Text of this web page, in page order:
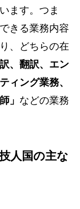
ます。つま
きる業務内容
、どちらの在
訳、翻訳、エン
ィング業務、
」 などの業務
人国の主な